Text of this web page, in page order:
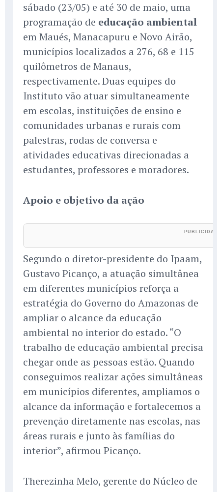
sábado (23/05) e até 30 de maio, uma
programação de educação ambiental
em Maués, Manacapuru e Novo Airão,
municípios localizados a 276, 68 e 115
quilômetros de Manaus,
respectivamente. Duas equipes do
Instituto vão atuar simultaneamente
em escolas, instituições de ensino e
comunidades urbanas e rurais com
palestras, rodas de conversa e
atividades educativas direcionadas a
estudantes, professores e moradores.
Apoio e objetivo da ação
Segundo o diretor-presidente do Ipaam,
Gustavo Picanço, a atuação simultânea
em diferentes municípios reforça a
estratégia do Governo do Amazonas de
ampliar o alcance da educação
ambiental no interior do estado. “O
trabalho de educação ambiental precisa
chegar onde as pessoas estão. Quando
conseguimos realizar ações simultâneas
em municípios diferentes, ampliamos o
alcance da informação e fortalecemos a
prevenção diretamente nas escolas, nas
áreas rurais e junto às famílias do
interior”, afirmou Picanço.
Therezinha Melo, gerente do Núcleo de